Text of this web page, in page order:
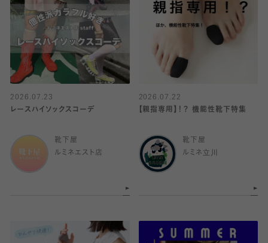
2026.07.23
レースハイソックスコーデ
靴下屋
ルミネエスト店
2026.07.22
【親指専用】！？ 機能性靴下特集
靴下屋
ルミネ立川